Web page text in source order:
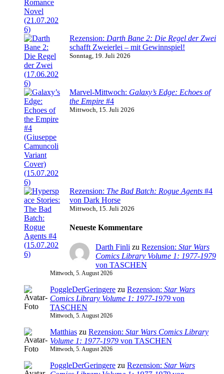
Rezension: Darth Bane 2: Die Regel der Zwei
schafft Zweierlei – mit Gewinnspiel!
Sonntag, 19. Juli 2026
Marvel-Mittwoch: Galaxy’s Edge: Echoes of
the Empire #4
Mittwoch, 15. Juli 2026
Rezension: The Bad Batch: Rogue Agents #4
von Dark Horse
Mittwoch, 15. Juli 2026
Neueste Kommentare
Darth Finli zu Rezension: Star Wars
Comics Library Volume 1: 1977-1979
von TASCHEN
Mittwoch, 5. August 2026
PoggleDerGeringere zu Rezension: Star Wars
Comics Library Volume 1: 1977-1979 von
TASCHEN
Mittwoch, 5. August 2026
Matthias zu Rezension: Star Wars Comics Library
Volume 1: 1977-1979 von TASCHEN
Mittwoch, 5. August 2026
PoggleDerGeringere zu Rezension: Star Wars